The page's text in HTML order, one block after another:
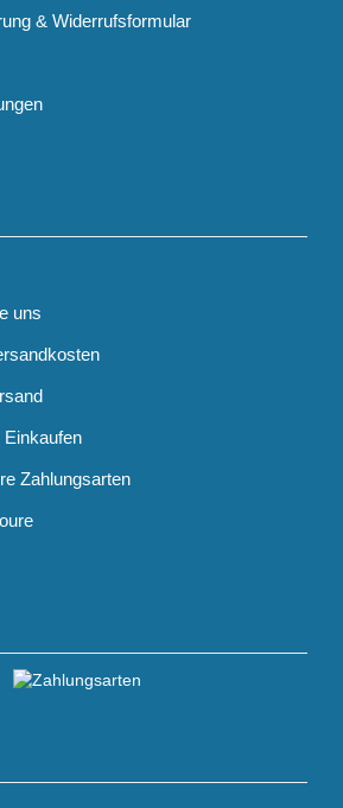
& Widerrufsformular
uns
Einkaufen
Zahlungsarten